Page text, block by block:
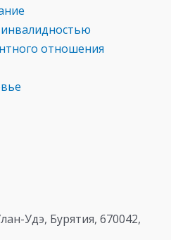
отношения
Удэ, Бурятия, 670042,